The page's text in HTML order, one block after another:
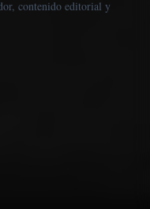
contenido editorial y